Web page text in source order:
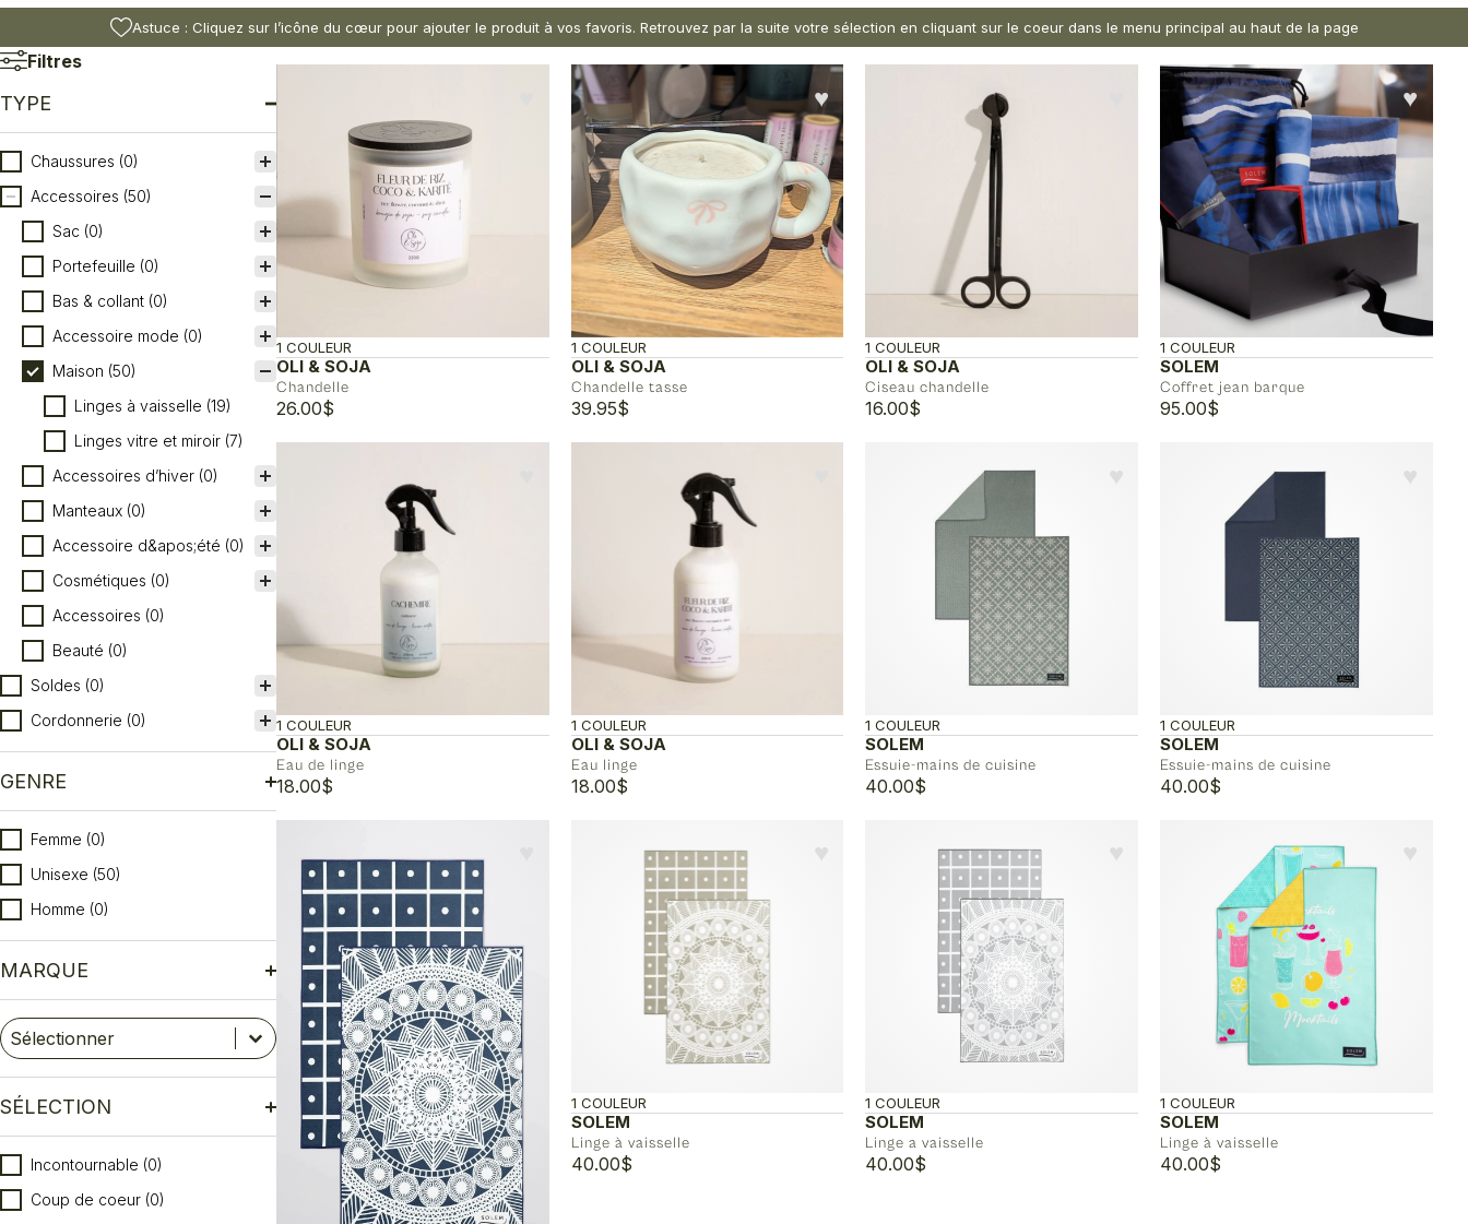
Astuce : Cliquez sur l’icône du cœur pour ajouter le produit à vos favoris. Retrouvez par la suite votre sélection en cliquant sur le coeur dans le menu principal au haut de la page
Filtres
TYPE
TypeChaussures (0)
Accessoires (50)
Sac (0)
Portefeuille (0)
Bas & collant (0)
Accessoire mode (0)
Maison (50)
Linges à vaisselle (19)
Linges vitre et miroir (7)
Accessoires d’hiver (0)
Manteaux (0)
Accessoire d&apos;été (0)
Cosmétiques (0)
Accessoires (0)
Beauté (0)
Soldes (0)
Cordonnerie (0)
GENRE
Genre
Femme (0)
Unisexe (50)
Homme (0)
MARQUE
Marque
Sélectionnez le contenu
Sélectionnez le contenu
SÉLECTION
Sélection
Incontournable (0)
Coup de coeur (0)
OLI & SOJA
Chandelle
1 COULEUR
26.00$
♥︎
OLI & SOJA
Chandelle tasse
1 COULEUR
39.95$
OLI & SOJA
Ciseau chandelle
1 COULEUR
16.00$
♥︎
SOLEM
Coffret jean barque
1 COULEUR
95.00$
OLI & SOJA
Eau de linge
1 COULEUR
18.00$
OLI & SOJA
Eau linge
1 COULEUR
18.00$
♥︎
SOLEM
Essuie-mains de cuisine
1 COULEUR
40.00$
♥︎
SOLEM
Essuie-mains de cuisine
1 COULEUR
40.00$
♥︎
SOLEM
Linge à vaisselle
1 COULEUR
40.00$
♥︎
SOLEM
Linge a vaisselle
1 COULEUR
40.00$
♥︎
SOLEM
Linge à vaisselle
1 COULEUR
40.00$